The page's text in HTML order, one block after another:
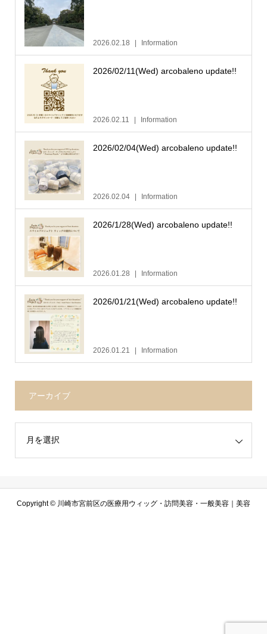
2026.02.18 Information
2026/02/11(Wed) arcobaleno update!!
2026.02.11 Information
2026/02/04(Wed) arcobaleno update!!
2026.02.04 Information
2026/1/28(Wed) arcobaleno update!!
2026.01.28 Information
2026/01/21(Wed) arcobaleno update!!
2026.01.21 Information
アーカイブ
Copyright © 川崎市宮前区の医療用ウィッグ・訪問美容・一般美容｜美容